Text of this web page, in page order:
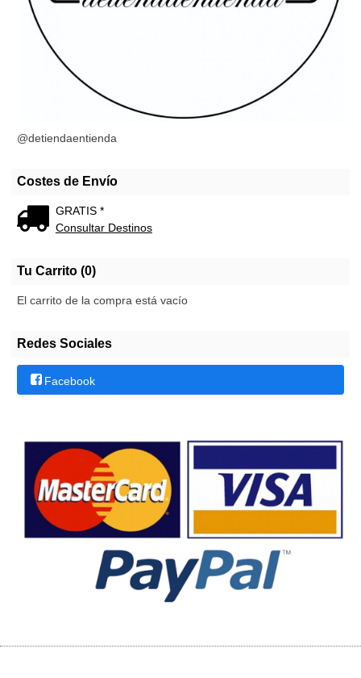
@detiendaentienda
Costes de Envío
GRATIS *
Consultar Destinos
Tu Carrito (0)
El carrito de la compra está vacío
Redes Sociales
Facebook